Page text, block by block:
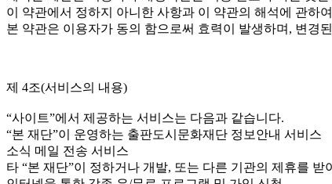
이 약관에서 정하지 아니한 사항과 이 약관의 해석에 관하
본 약관은 이용자가 동의 함으로써 효력이 발생하며, 변경
제 4조(서비스의 내용)
“사이트”에서 제공하는 서비스는 다음과 같습니다.
“본 재단”이 운영하는 출판도시문화재단 정보안내 서비스
소식 메일 전송 서비스
타 “본 재단”이 정하거나 개발, 또는 다른 기관의 제휴를 받